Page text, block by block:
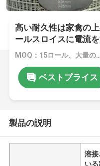
高い耐久性は家禽の
ールスロイスに電流
MOQ：15ロール、大量の在庫でニーズを満たすことができます
ベストプライス
製品の説明
溶
い